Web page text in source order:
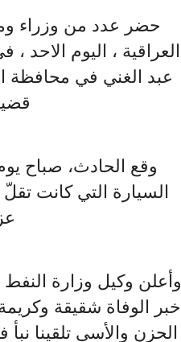
حضر عدد من وزراء
العراقية ، اليوم
عبد الغني في محافظة
السيارة التي كانت
وأعلن وكيل وزارة
خبر الوفاة شقيقة
الحزن والأسى تلقينا